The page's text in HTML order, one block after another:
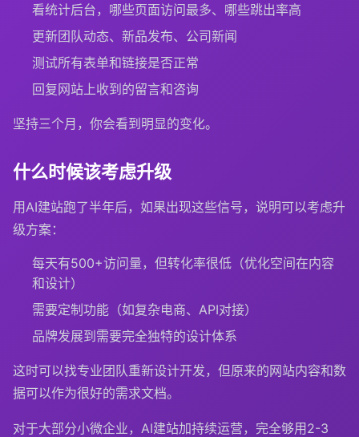
看统计后台，哪些页面访问最多、哪些跳出率高
更新团队动态、新品发布、公司新闻
测试所有表单和链接是否正常
回复网站上收到的留言和咨询
坚持三个月，你会看到明显的变化。
什么时候该考虑升级
用AI建站跑了半年后，如果出现这些信号，说明可以考虑升
级方案：
每天有500+访问量，但转化率很低（优化空间在内容
和设计）
需要定制功能（如复杂电商、API对接）
品牌发展到需要完全独特的设计体系
这时可以找专业团队重新设计开发，但原来的网站内容和数
据可以作为很好的需求文档。
对于大部分小微企业，AI建站加持续运营，完全够用2-3